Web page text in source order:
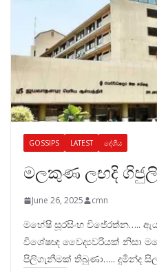
GOSSIPS LATEST දේශීය
මලකුණ ලඟදි
June 26, 2025 cmn
මහේෂි සූරසිංහ විජේරත්න…..
විශේෂඥ වෛද්‍යවරියක් නිසා
පිලිගැනීමක් තිබුණා….. දුමින්ද